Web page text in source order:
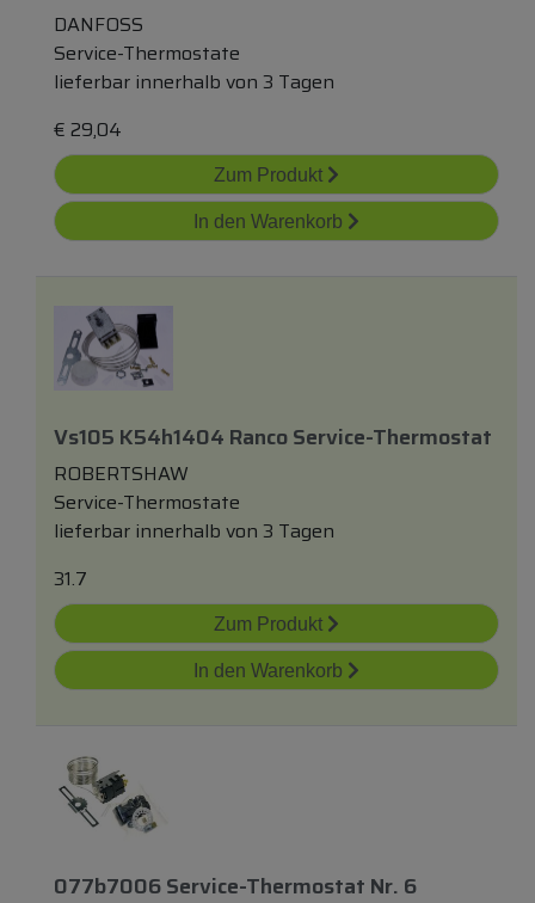
DANFOSS
Service-Thermostate
lieferbar innerhalb von 3 Tagen
€ 29,04
Zum Produkt
In den Warenkorb
Vs105 K54h1404 Ranco Service-Thermostat
ROBERTSHAW
Service-Thermostate
lieferbar innerhalb von 3 Tagen
31.7
Zum Produkt
In den Warenkorb
077b7006 Service-Thermostat Nr. 6